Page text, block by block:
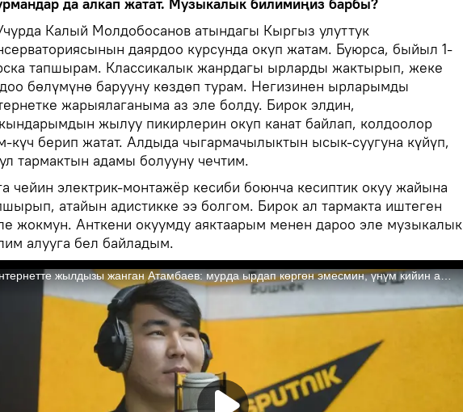
Калый Молдобосанов атындагы Кыргыз улуттук
даярдоо курсунда окуп жатам. Буюрса, быйыл 1-
тапшырам. Классикалык жанрдагы ырларды жактырып, жеке
бөлүмүнө барууну көздөп турам. Негизинен ырларымды
жарыялаганыма аз эле болду. Бирок элдин,
жылуу пикирлерин окуп канат байлап, колдоолор
күч берип жатат. Алдыда чыгармачылыктын ысык-суугуна күйүп,
тармактын адамы болууну чечтим.
чейин электрик-монтажёр кесиби боюнча кесиптик окуу жайына
атайын адистикке ээ болгом. Бирок ал тармакта иштеген
жокмун. Анткени окуумду аяктаарым менен дароо эле музыкалык
алууга бел байладым.